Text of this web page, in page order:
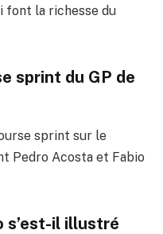
font la richesse du
sprint du GP de
sprint sur le
Pedro Acosta et Fabio
s’est-il illustré